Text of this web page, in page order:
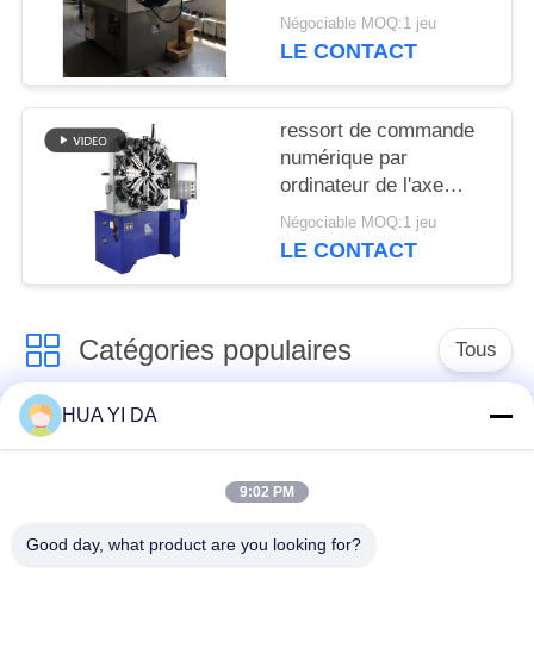
avec haches rotatoires
de fil les 12
Négociable MOQ:1 jeu
LE CONTACT
ressort de commande
numérique par
ordinateur de l'axe
5.5KW 4 ancien/ressort
torsion de tension
Négociable MOQ:1 jeu
LE CONTACT
Catégories populaires Tous
machine de ressort
de commande
Machine de
ressort
HUA YI DA
9:02 PM
Good day, what product are you looking for?